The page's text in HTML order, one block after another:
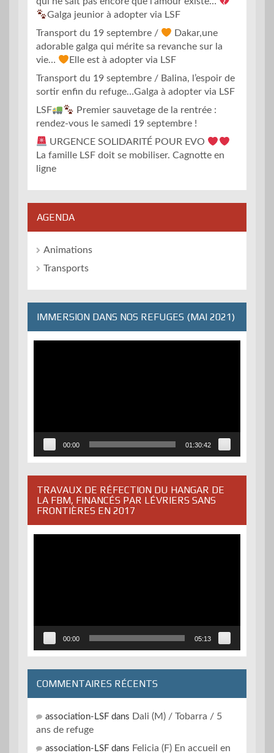
Galga jeunior à adopter via LSF
Transport du 19 septembre /
Dakar,une
adorable galga qui mérite sa revanche sur la
vie…
Elle est à adopter via LSF
Transport du 19 septembre / Balina, l’espoir de
sortir enfin du refuge…Galga à adopter via LSF
LSF
Premier sauvetage de la rentrée :
rendez-vous le samedi 19 septembre !
URGENCE SOLIDARITÉ POUR EVO
La famille LSF doit se mobiliser. Cagnotte en
ligne
AGENDA
Animations
Transports
IMMERSION DANS NOS REFUGES (MAI 2021)
00:00 01:30:42
TRAVAUX DE RÉFECTION DU HANGAR DE
LA FBM, FINANCÉS PAR LÉVRIERS SANS
FRONTIÈRES EN 2017
00:00 05:13
COMMENTAIRES RÉCENTS
association-LSF dans Dali (M) / Tobarra / 5
ans de refuge
association-LSF dans Felicia (F) En accueil en